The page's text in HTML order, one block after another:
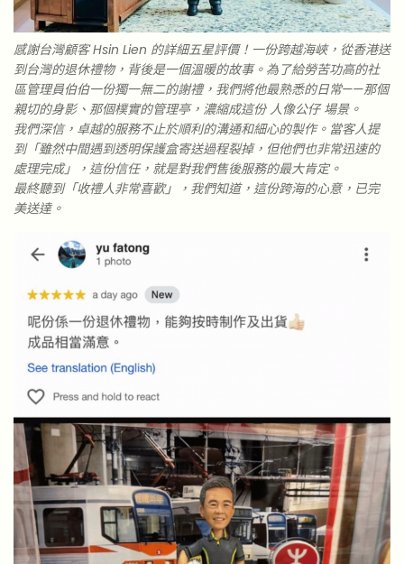
感謝台灣顧客 Hsin Lien 的詳細五星評價！一份跨越海峽，從香港送
到台灣的退休禮物，背後是一個溫暖的故事。為了給勞苦功高的社
區管理員伯伯一份獨一無二的謝禮，我們將他最熟悉的日常——那個
親切的身影、那個樸實的管理亭，濃縮成這份 人像公仔 場景。
我們深信，卓越的服務不止於順利的溝通和細心的製作。當客人提
到「雖然中間遇到透明保護盒寄送過程裂掉，但他們也非常迅速的
處理完成」，這份信任，就是對我們售後服務的最大肯定。
最終聽到「收禮人非常喜歡」，我們知道，這份跨海的心意，已完
美送達。